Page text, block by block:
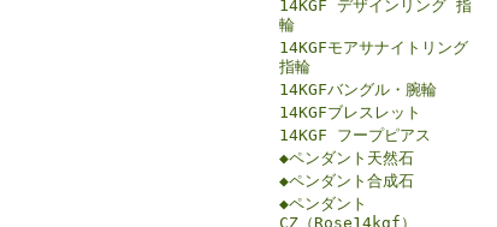
14KGF デザインリング 指
輪
14KGFモアサナイトリング
指輪
14KGFバングル・腕輪
14KGFブレスレット
14KGF フープピアス
◆ペンダント天然石
◆ペンダント合成石
◆ペンダント
CZ（Rose14kgf）